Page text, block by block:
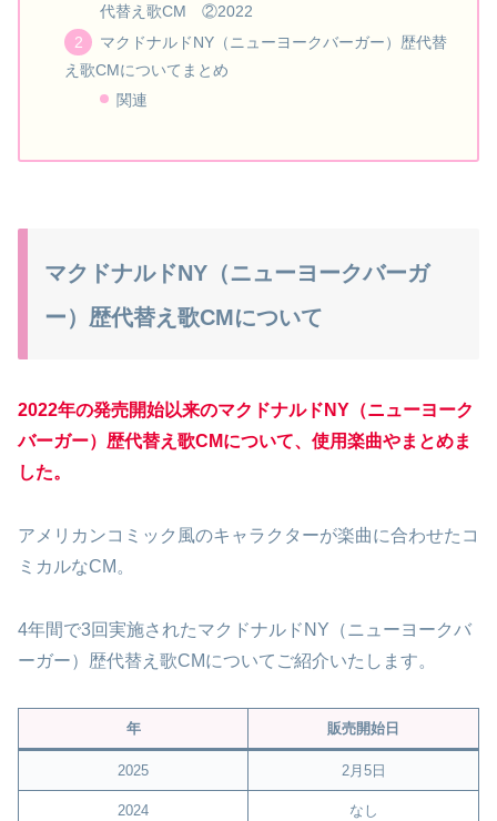
代替え歌CM ②2022
マクドナルドNY（ニューヨークバーガー）歴代替
え歌CMについてまとめ
関連
マクドナルドNY（ニューヨークバーガ
ー）歴代替え歌CMについて
2022年の発売開始以来のマクドナルドNY（ニューヨーク
バーガー）歴代替え歌CMについて、 使用楽曲やまとめま
した。
アメリカンコミック風のキャラクターが楽曲に合わせたコ
ミカルなCM。
4年間で3回実施されたマクドナルドNY（ニューヨークバ
ーガー）歴代替え歌CMについてご紹介いたします。
年 販売開始日
2025 2月5日
2024 なし